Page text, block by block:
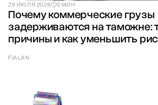
29 ИЮЛЯ 2026 5 МИН
Почему коммерческие грузы
задерживаются на таможне:
причины и как уменьшить
FIALAN